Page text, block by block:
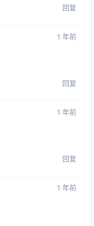
回复
1 年前
回复
1 年前
回复
1 年前